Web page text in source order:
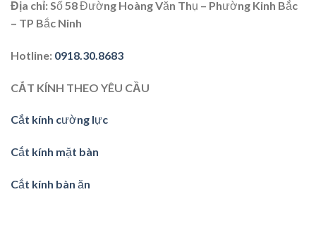
Địa chỉ: Số 58 Đường Hoàng Văn Thụ – Phường Kinh Bắc
– TP Bắc Ninh
Hotline: 0918.30.8683
CẮT KÍNH THEO YÊU CẦU
Cắt kính cường lực
Cắt kính mặt bàn
Cắt kính bàn ăn